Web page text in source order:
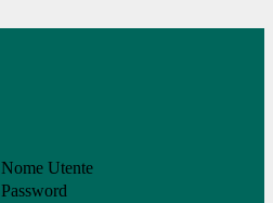
Nome Utente
Password